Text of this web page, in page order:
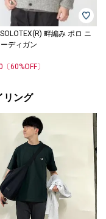
SOLOTEX(R) 畔編み ポロ ニ
ディガン
〔60%OFF〕
リング